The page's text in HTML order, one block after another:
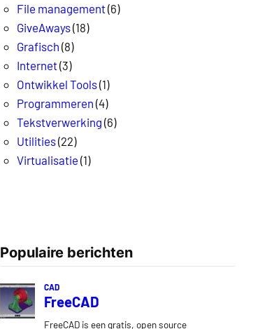
File management(6)
GiveAways(18)
Grafisch (8)
Internet(3)
Ontwikkel Tools(1)
Programmeren (4)
Tekstverwerking (6)
Utilities(22)
Virtualisatie (1)
Populaire berichten